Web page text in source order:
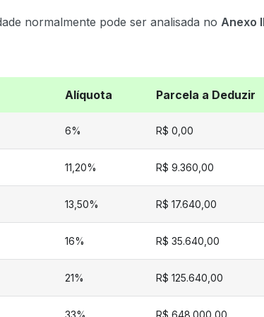
normalmente pode ser analisada no Anexo
Alíquota Parcela a Deduzir
6% R$ 0,00
11,20% R$ 9.360,00
13,50% R$ 17.640,00
16% R$ 35.640,00
21% R$ 125.640,00
33% R$ 648.000,00